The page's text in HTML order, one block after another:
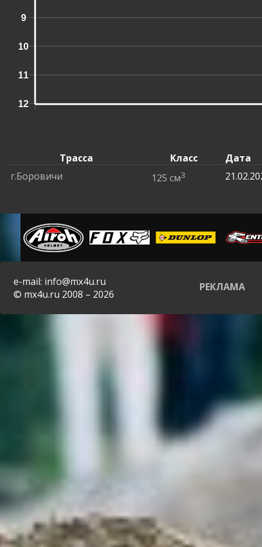
9
10
11
12
Трасса Класс
Дата
г.Боровичи
125 см3
e-mail: info@mx4u.ru
© mx4u.ru 2008 – 2026
РЕКЛАМА